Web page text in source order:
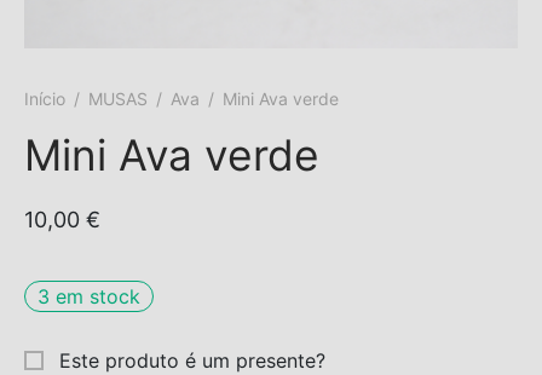
Início / MUSAS / Ava / Mini Ava verde
Mini Ava verde
10,00 €
3 em stock
Este produto é um presente?
Moks
Rebuliços